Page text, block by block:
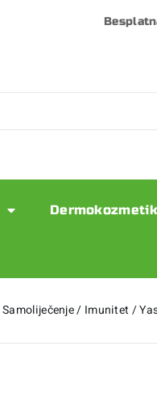
Samoliječenje/ Imunitet /